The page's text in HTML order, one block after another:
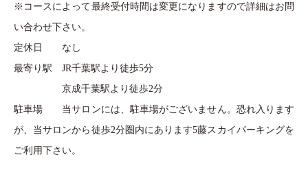
※コースによって最終受付時間は変更になりますので詳細はお問
い合わせ下さい。
定休日 なし
最寄り駅 JR千葉駅より徒歩5分
京成千葉駅より徒歩2分
駐車場 当サロンには、駐車場がございません。恐れ入ります
が、当サロンから徒歩2分圏内にあります5藤スカイパーキングを
ご利用下さい。